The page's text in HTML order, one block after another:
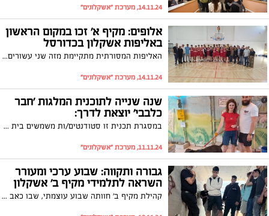
14.11.24, מערכת "אשקלונים"
אלופים: מקיף א׳ זכו במקום הראשון
באליפות אשקלון בכדורסל
האליפות המסורתית מתקיימת מזה שני עשורים לזכרו של החייל אלעד ולנשטיין ז״ל שנהרג בעת מילוי בתפקידו בשנת 2000
14.11.24, מערכת "אשקלונים"
שנה שנייה לתוכנית המלגות 'חבר
כלבבי' יוצאת לדרך:
במסגרת תכנית זו סטודנטים/ות משמשים בית אומנה זמני לכלבים הממתינים לאימוץ, למתן מחסה וטיפול, עד למציאת בית חם וקבוע.
11.11.24, מערכת "אשקלונים"
גבורה ותקווה: שבוע ערכי ומעורר
השראה לתלמידי מקיף ב' אשקלון
קהילת מקיף ב' חוותה שבוע עוצמתי, שבו כאב ותקווה השתלבו יחד עם זיכרון ורוח הגבורה. שבוע מרגש ומחזק של למידה והשראה, המלא בפעילויות ערכיות וחוויות משמעותיות שהותירו רושם עז על התלמידים.